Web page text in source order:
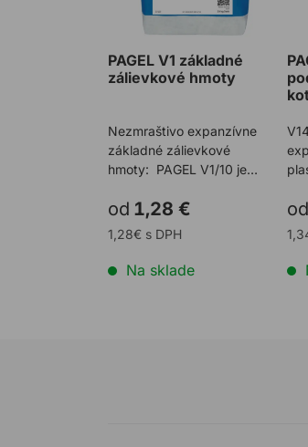
PAGEL V1 základné
zálievkové hmoty
Nezmraštivo expanzívne
základné zálievkové
hmoty: PAGEL V1/10 je
zrnitosťou ...
od 1,28 €
1,28€ s DPH
Na sklade
je
od